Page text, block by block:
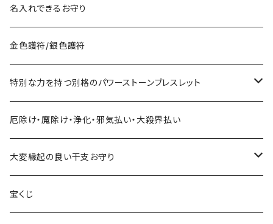
宝くじに御利益ある組合せ
サマージャンボ宝くじに当たりたい時の組合せ
バレンタインジャンボ宝くじに当たりたい時の組合せ
お金に御利益ある組合せ
給料を増やしたい
お金持ちと出会いたい
恋愛・縁結びで御利益ある組合せ
お金持ち恋愛したい
お金持ちと結婚したい(玉の輿・逆玉の輿)
対人で御利益ある組合せ
学校でいじめられたくない
職場でいじめられたくない
出世して仕事も充実し給料を上げたい時の組み合わせ
名入れできるお守り
金色護符/銀色護符
特別な力を持つ別格のパワーストーンブレスレット
ネックレス
ストラップ
厄除け・魔除け・浄化・邪気払い・大殺界払い
大変縁起の良い干支お守り
子年
宝くじ